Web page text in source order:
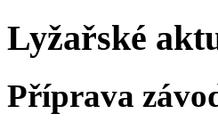
Lyžařské
Příprava